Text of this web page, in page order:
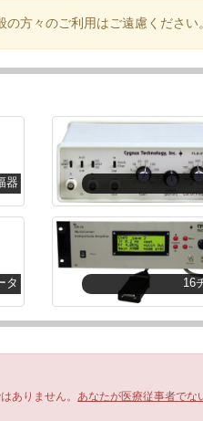
方々のご利用はご遠慮ください。
器
タ 16
ありません。 あなたが医療従事者でな